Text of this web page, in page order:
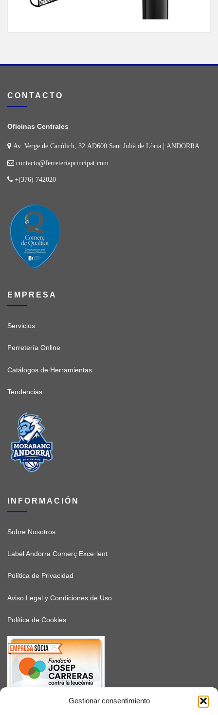
Gestionar consentimiento
CONTACTO
Oficinas Centrales
Av. Verge de Canòlich, 32 AD600 Sant Julià de Lòria | ANDORRA
contacto@ferreteriaprincipat.com
+(376) 742020
EMPRESA
Servicios
Ferretería Online
Catálogos de Herramientas
Tendencias
INFORMACIÓN
Sobre Nosotros
Label Andorra Comerç Exce·lent
Política de Privacidad
Aviso Legal y Condiciones de Uso
Política de Cookies